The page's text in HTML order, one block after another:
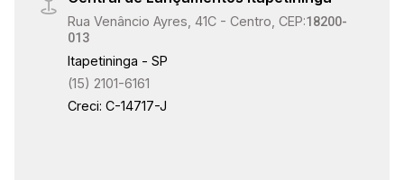
Rua Venâncio Ayres, 41C - Centro, CEP:18200-
013
Itapetininga - SP
(15) 2101-6161
Creci: C-14717-J